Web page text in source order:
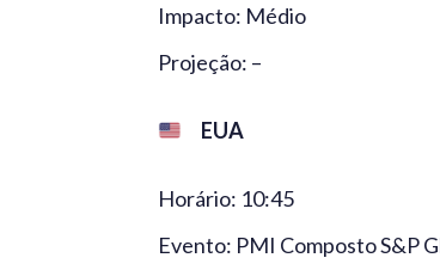
Impacto: Médio
Projeção: –
EUA
Horário: 10:45
Evento: PMI Composto S&P